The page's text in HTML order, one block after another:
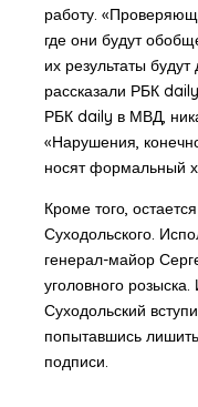
работу.
где они будут
их результаты
рассказали РБК
РБК daily в МВД,
«Нарушения,
носят формальный
Кроме того,
Суходольского.
генерал-майор
уголовного
Суходольский
попытавшись
подписи.